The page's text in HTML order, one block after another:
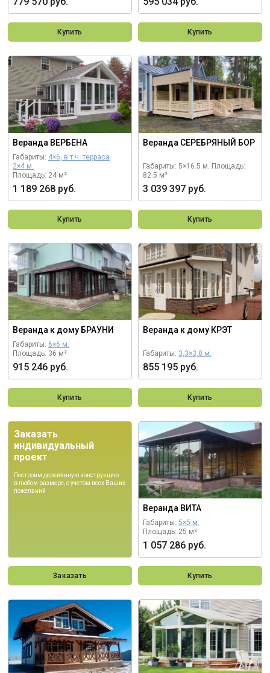
Купить Купить
Веранда ВЕРБЕНА
Габариты: 4×6, в т.ч. терраса
2×4 м.
Площадь: 24 м²
1 189 268 руб.
Купить
Веранда СЕРЕБРЯНЫЙ БОР
Габариты: 5×16.5 м. Площадь:
82.5 м²
3 039 397 руб.
Купить
Веранда к дому БРАУНИ
Габариты: 6×6 м.
Площадь: 36 м²
915 246 руб.
Купить
Веранда к дому КРЭТ
Габариты: 3,3×3,8 м.
855 195 руб.
Купить
Заказать
индивидуальный
проект
Построим деревянную конструкцию
в любом размере, с учетом всех Ваших
пожеланий
Заказать
Веранда ВИТА
Габариты: 5×5 м.
Площадь: 25 м²
1 057 286 руб.
Купить